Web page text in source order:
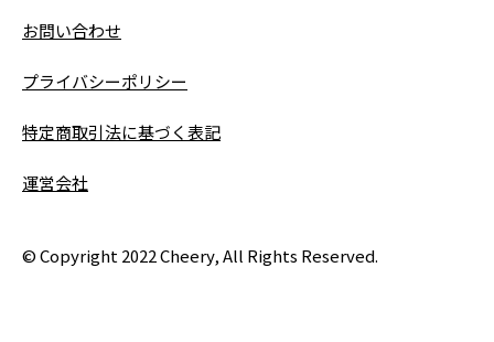
お問い合わせ
プライバシーポリシー
特定商取引法に基づく表記
運営会社
© Copyright 2022 Cheery, All Rights Reserved.